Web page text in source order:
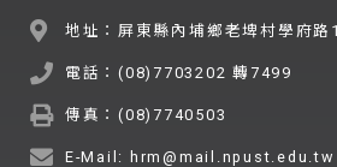
地址：屏東縣內埔鄉老埤村學府路
電話：(08)7703202 轉7499
傳真：(08)7740503
E-Mail: hrm@mail.npust.edu.tw